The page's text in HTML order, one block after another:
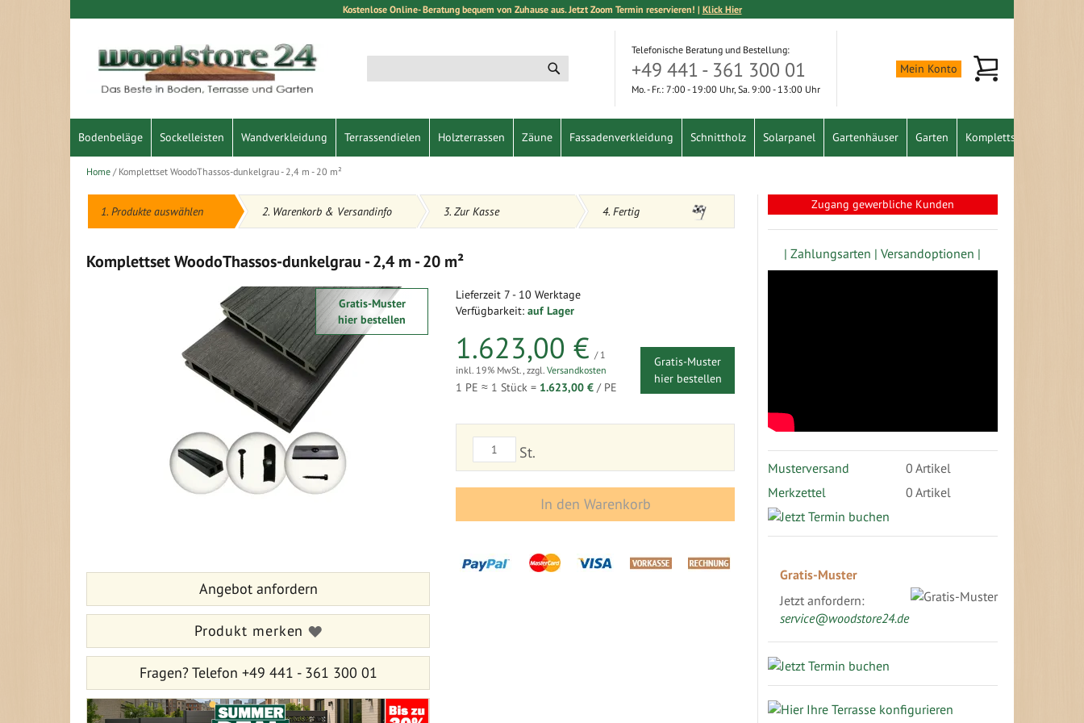
Kostenlose Online- Beratung bequem von Zuhause aus. Jetzt Zoom Termin reservieren! | Klick Hier
Inhalt
Suche
Telefonische Beratung und Bestellung:
+49 441 - 361 300 01
Mo. - Fr.: 7:00 - 19:00 Uhr, Sa. 9:00 - 13:00 Uhr
Mein Konto Mein Warenkorb
Bodenbeläge Sockelleisten Wandverkleidung Terrassendielen Holzterrassen Zäune Fassadenverkleidung Schnittholz Solarpanel Gartenhäuser Garten Komplettset
Home Komplettset WoodoThassos-dunkelgrau - 2,4 m - 20 m²
1. Produkte auswählen 2. Warenkorb & Versandinfo 3. Zur Kasse 4. Fertig
Komplettset WoodoThassos-dunkelgrau - 2,4 m - 20 m²
Lieferzeit 7 - 10 Werktage
Verfügbarkeit: auf Lager
1.623,00 € / 1
inkl. 19% MwSt.,zzgl.Versandkosten
1 PE ≈ 1 Stück = 1.623,00 € / PE
Gratis-Muster
hier bestellen
St.
In den Warenkorb
Gratis-Muster
hier bestellen
Bildergalerie
Angebot anfordern
Produkt merken
Fragen?Telefon +49 441 - 361 300 01
Zugang gewerbliche Kunden
| Zahlungsarten | Versandoptionen |
Musterversand 0 Artikel
Merkzettel
0 Artikel
Gratis-Muster
Jetzt anfordern:
service@woodstore24.de